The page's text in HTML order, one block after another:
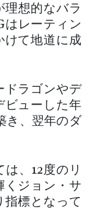
理想的なバラ
はレーティン
けて地道に成
ドラゴンやデ
ビューした年
き、翌年のダ
、12度のリ
くジョン・サ
指標となって